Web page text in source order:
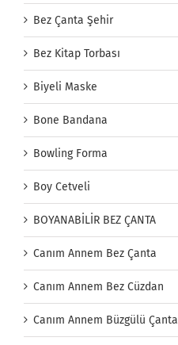
Bez Çanta Şehir
Bez Kitap Torbası
Biyeli Maske
Bone Bandana
Bowling Forma
Boy Cetveli
BOYANABİLİR BEZ ÇANTA
Canım Annem Bez Çanta
Canım Annem Bez Cüzdan
Canım Annem Büzgülü Çanta